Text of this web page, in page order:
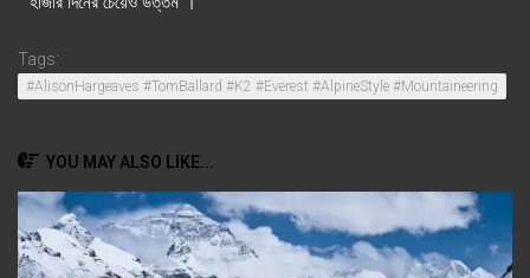
Tags:
#AlisonHargeaves #TomBallard #K2 #Everest #AlpineStyle #Mountaineering
YOU MAY ALSO LIKE...